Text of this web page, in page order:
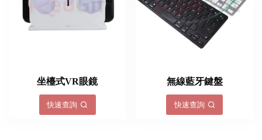
坐檯式VR眼鏡
快速查詢
無線藍牙鍵盤
快速查詢